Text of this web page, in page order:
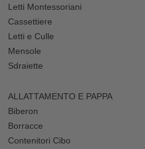
Letti Montessoriani
Cassettiere
Letti e Culle
Mensole
Sdraiette
ALLATTAMENTO E PAPPA
Biberon
Borracce
Contenitori Cibo